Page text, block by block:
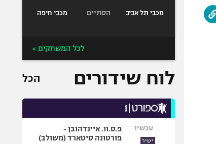
מכבי תל אביב הסתיים מכבי חיפה
לכל המשחקים >
לוח שידורים הכל
עכשיו
ישיר
פ.ס.וו. איינדהובן -
פורטונה סיטארד (משולב)